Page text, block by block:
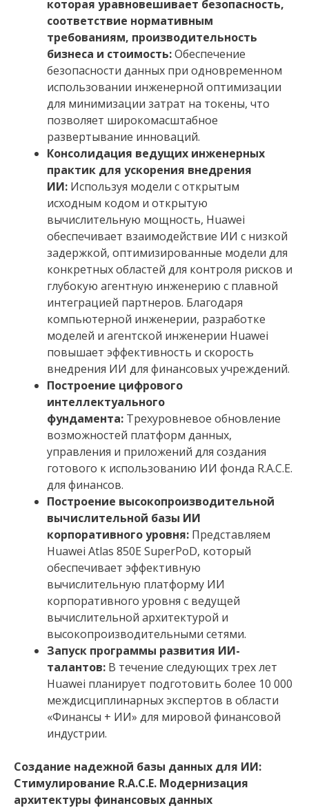
которая уравновешивает безопасность,
соответствие нормативным
требованиям, производительность
бизнеса и стоимость:Обеспечение
безопасности данных при одновременном
использовании инженерной оптимизации
для минимизации затрат на токены, что
позволяет широкомасштабное
развертывание инноваций.
Консолидация ведущих инженерных
практик для ускорения внедрения
ИИ: Используя модели с открытым
исходным кодом и открытую
вычислительную мощность, Huawei
обеспечивает взаимодействие ИИ с низкой
задержкой, оптимизированные модели для
конкретных областей для контроля рисков и
глубокую агентную инженерию с плавной
интеграцией партнеров. Благодаря
компьютерной инженерии, разработке
моделей и агентской инженерии Huawei
повышает эффективность и скорость
внедрения ИИ для финансовых учреждений.
Построение цифрового
интеллектуального
фундамента: Трехуровневое обновление
возможностей платформ данных,
управления и приложений для создания
готового к использованию ИИ фонда R.A.C.E.
для финансов.
Построение высокопроизводительной
вычислительной базы ИИ
корпоративного уровня: Представляем
Huawei Atlas 850E SuperPoD, который
обеспечивает эффективную
вычислительную платформу ИИ
корпоративного уровня с ведущей
вычислительной архитектурой и
высокопроизводительными сетями.
Запуск программы развития ИИ-
талантов: В течение следующих трех лет
Huawei планирует подготовить более 10 000
междисциплинарных экспертов в области
«Финансы + ИИ» для мировой финансовой
индустрии.
Создание надежной базы данных для ИИ:
Стимулирование R.A.C.E. Модернизация
архитектуры финансовых данных